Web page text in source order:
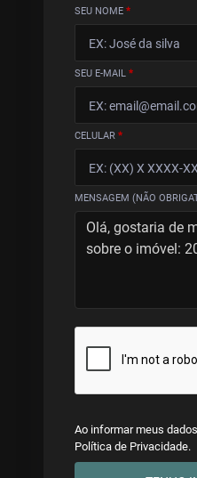
SEU NOME *
SEU E-MAIL *
CELULAR *
MENSAGEM (NÃO
Ao informar meus
Política de Privacidade.